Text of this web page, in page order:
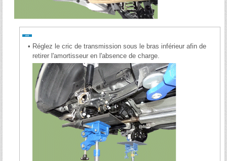
• Réglez le cric de transmission sous le bras inférieur afin de
retirer l'amortisseur en l'absence de charge.